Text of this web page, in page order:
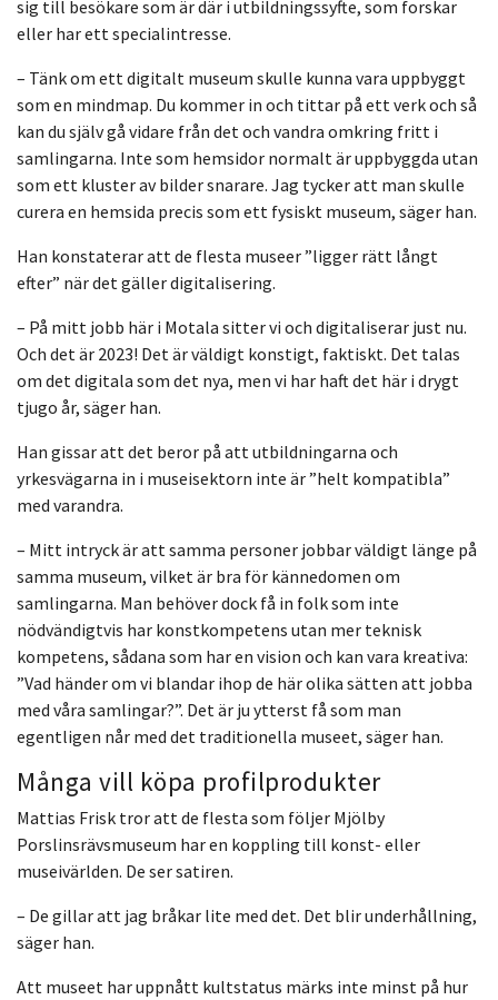
sig till besökare som är där i utbildningssyfte, som forskar
eller har ett specialintresse.
– Tänk om ett digitalt museum skulle kunna vara uppbyggt
som en mindmap. Du kommer in och tittar på ett verk och så
kan du själv gå vidare från det och vandra omkring fritt i
samlingarna. Inte som hemsidor normalt är uppbyggda utan
som ett kluster av bilder snarare. Jag tycker att man skulle
curera en hemsida precis som ett fysiskt museum, säger han.
Han konstaterar att de flesta museer ”ligger rätt långt
efter” när det gäller digitalisering.
– På mitt jobb här i Motala sitter vi och digitaliserar just nu.
Och det är 2023! Det är väldigt konstigt, faktiskt. Det talas
om det digitala som det nya, men vi har haft det här i drygt
tjugo år, säger han.
Han gissar att det beror på att utbildningarna och
yrkesvägarna in i museisektorn inte är ”helt kompatibla”
med varandra.
– Mitt intryck är att samma personer jobbar väldigt länge på
samma museum, vilket är bra för kännedomen om
samlingarna. Man behöver dock få in folk som inte
nödvändigtvis har konstkompetens utan mer teknisk
kompetens, sådana som har en vision och kan vara kreativa:
”Vad händer om vi blandar ihop de här olika sätten att jobba
med våra samlingar?”. Det är ju ytterst få som man
egentligen når med det traditionella museet, säger han.
Många vill köpa profilprodukter
Mattias Frisk tror att de flesta som följer Mjölby
Porslinsrävsmuseum har en koppling till konst- eller
museivärlden. De ser satiren.
– De gillar att jag bråkar lite med det. Det blir underhållning,
säger han.
Att museet har uppnått kultstatus märks inte minst på hur